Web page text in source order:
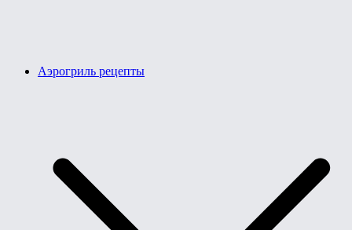
Аэрогриль рецепты